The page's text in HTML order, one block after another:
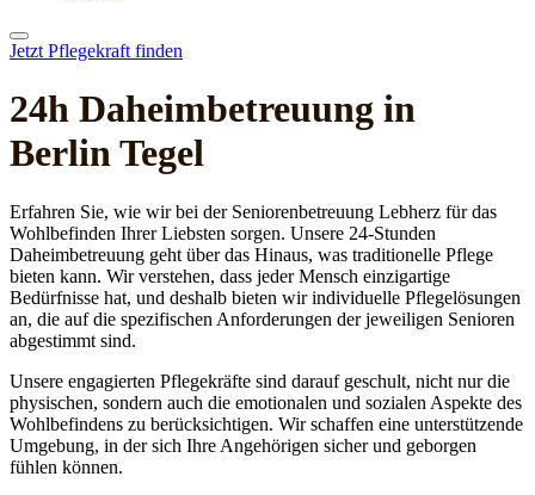
Jetzt Pflegekraft finden
24h Daheim­betreuung in
Berlin Tegel
Erfahren Sie, wie wir bei der Seniorenbetreuung Lebherz für das
Wohlbefinden Ihrer Liebsten sorgen. Unsere 24-Stunden
Daheimbetreuung geht über das Hinaus, was traditionelle Pflege
bieten kann. Wir verstehen, dass jeder Mensch einzigartige
Bedürfnisse hat, und deshalb bieten wir individuelle Pflegelösungen
an, die auf die spezifischen Anforderungen der jeweiligen Senioren
abgestimmt sind.
Unsere engagierten Pflegekräfte sind darauf geschult, nicht nur die
physischen, sondern auch die emotionalen und sozialen Aspekte des
Wohlbefindens zu berücksichtigen. Wir schaffen eine unterstützende
Umgebung, in der sich Ihre Angehörigen sicher und geborgen
fühlen können.